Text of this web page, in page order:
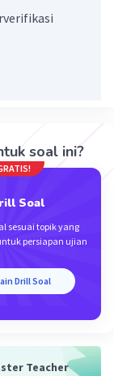
adalah 35
ada di
soal ini?
Soal
sesuai topik yang
persiapan ujian
Drill Soal
Teacher